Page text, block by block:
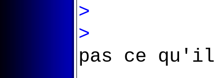
>
>
pas ce